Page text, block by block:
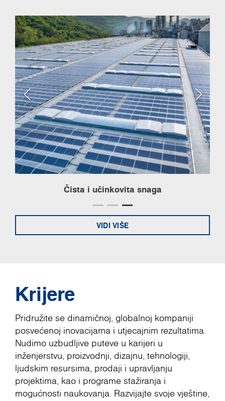
Čista i učinkovita snaga
VIDI VIŠE
Krijere
Pridružite se dinamičnoj, globalnoj kompaniji
posvećenoj inovacijama i utjecajnim rezultatima.
Nudimo uzbudljive puteve u karijeri u
inženjerstvu, proizvodnji, dizajnu, tehnologiji,
ljudskim resursima, prodaji i upravljanju
projektima, kao i programe stažiranja i
mogućnosti naukovanja. Razvijajte svoje vještine,